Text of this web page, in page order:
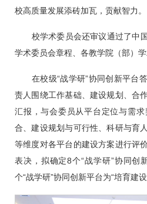
校高质量发展添砖加瓦，贡献智力。
校学术委员会还审议通过了中
学术委员会章程、各教学院（部）
在校级“战学研”协同创新平台
责人围绕工作基础、建设规划、合
汇报，与会委员从平台定位与需
合、建设规划与可行性、科研与育
等维度对各平台的建设方案进行评
表决，拟确定8个“战学研”协同创
个“战学研”协同创新平台为“培育建设